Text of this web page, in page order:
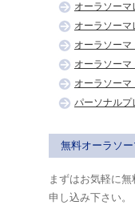
オーラソーマ
オーラソーマ
オーラソー
オーラソー
オーラソー
パーソナルプ
無料オーラソ
まずはお気軽に
申し込み下さい。